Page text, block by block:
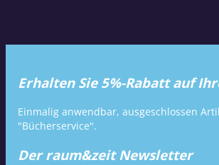
Erhalten Sie 5%-Rabatt auf
Einmalig anwendbar, ausgeschlossen
"Bücherservice".
Der raum&zeit Newsletter